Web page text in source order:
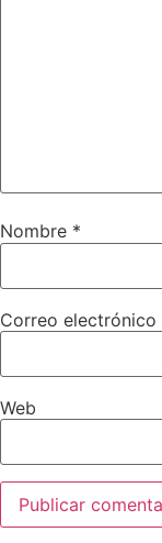
Nombre *
Correo electrónico
Web